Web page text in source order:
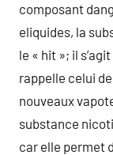
composant
eliquides, la
le « hit »; il
rappelle celui
nouveaux
substance
car elle permet